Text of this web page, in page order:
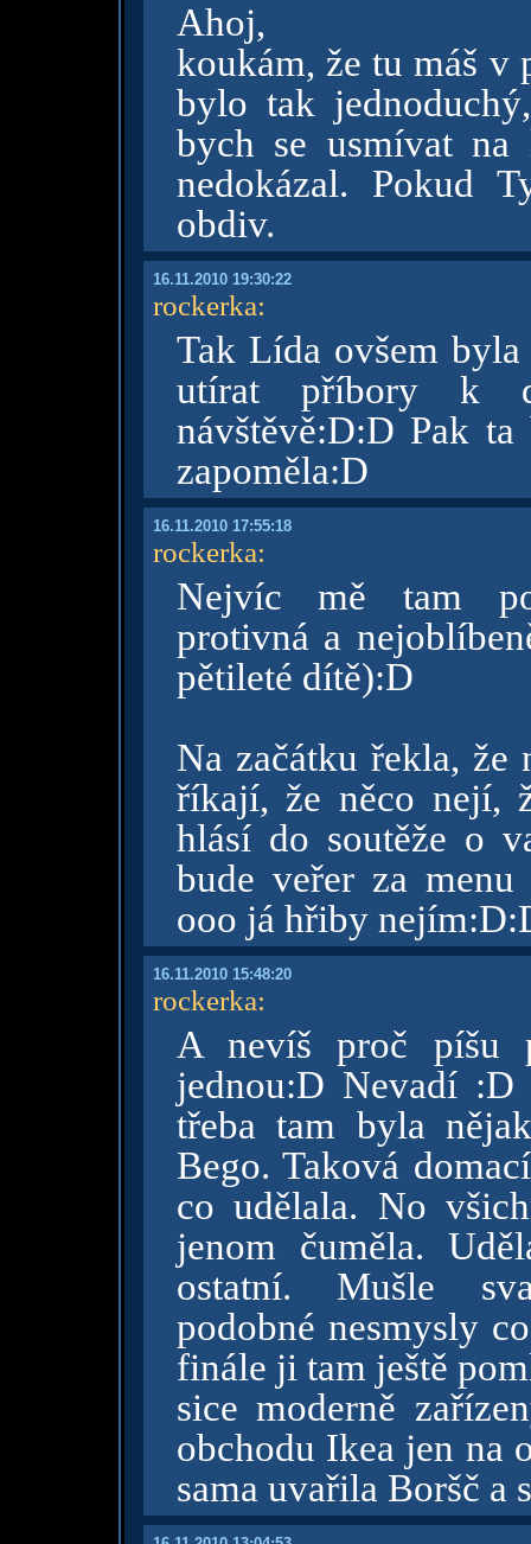
Ahoj,
koukám, že tu máš
bylo tak
bych se usmívat
nedokázal. Pokud
obdiv.
16.11.2010 19:30:22
rockerka:
Tak Lída ovšem
utírat příbory k
návštěvě:D:D Pak
zapoměla:D
16.11.2010 17:55:18
rockerka:
Nejvíc mě tam
protivná a
pětileté dítě):D
Na začátku řekla,
říkají, že něco nejí,
hlásí do soutěže o
bude veřer za
ooo já hřiby
16.11.2010 15:48:20
rockerka:
A nevíš proč píšu
jednou:D Nevadí
třeba tam byla
Bego. Taková
co udělala. No
jenom čuměla.
ostatní. Mušle
podobné nesmysly
finále ji tam ještě
sice moderně
obchodu Ikea jen na
sama uvařila Boršč a